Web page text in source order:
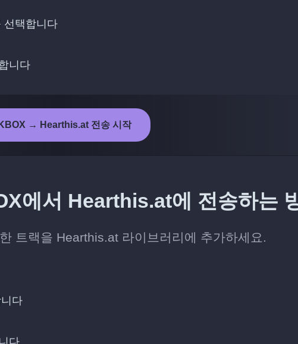
선택합니다
니다
→ Hearthis.at 전송 시작
에서 Hearthis.at에 전송하는
트랙을 Hearthis.at 라이브러리에 추가하세요.
다
다